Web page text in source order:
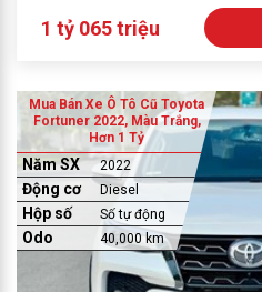
1 tỷ 065 triệu
Mua Bán Xe Ô Tô Cũ Toyota
Fortuner 2022, Màu Trắng,
Hơn 1 Tỷ
Năm SX 2022
Động cơ Diesel
Hộp số Số tự động
Odo 40,000 km